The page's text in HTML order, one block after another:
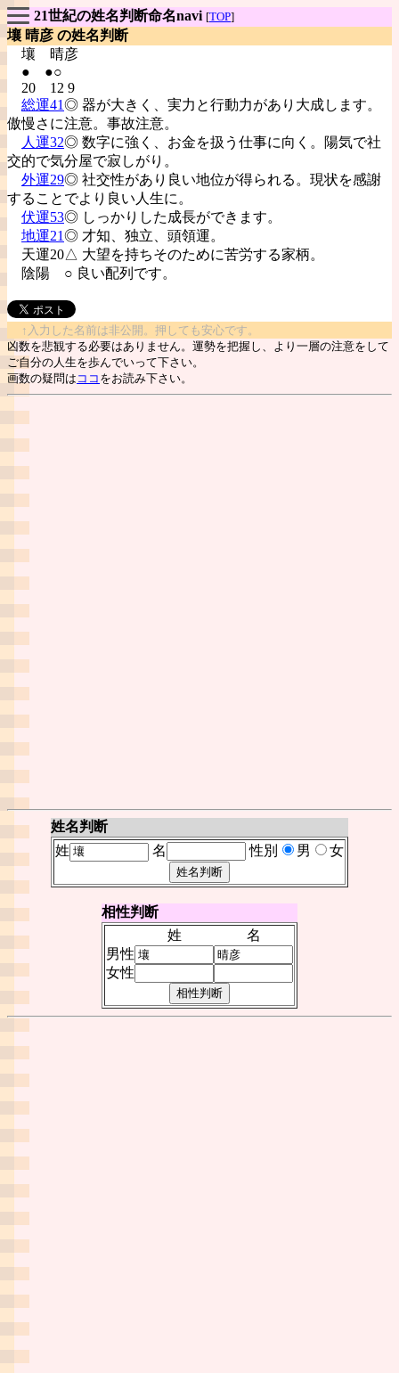
21世紀の姓名判断命名navi [TOP]
壤 晴彦 の姓名判断
壤 晴彦
● ●○
20 12 9
総運41◎ 器が大きく、実力と行動力があり大成します。
傲慢さに注意。事故注意。
人運32◎ 数字に強く、お金を扱う仕事に向く。陽気で社
交的で気分屋で寂しがり。
外運29◎ 社交性があり良い地位が得られる。現状を感謝
することでより良い人生に。
伏運53◎ しっかりした成長ができます。
地運21◎ 才知、独立、頭領運。
天運20△ 大望を持ちそのために苦労する家柄。
陰陽 ○ 良い配列です。
↑入力した名前は非公開。押しても安心です。
凶数を悲観する必要はありません。運勢を把握し、より一層の注意をして
ご自分の人生を歩んでいって下さい。
画数の疑問は ココ をお読み下さい。
姓名判断
姓
名 性別 男 女
相性判断
姓
名
男性
女性